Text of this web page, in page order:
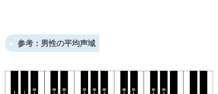
参考：男性の平均声域